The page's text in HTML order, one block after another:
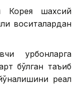
шахсий
воситалардан
қурбонларга
бўлган таъқиб
реал